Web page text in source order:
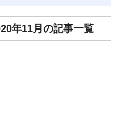
年11月の記事一覧